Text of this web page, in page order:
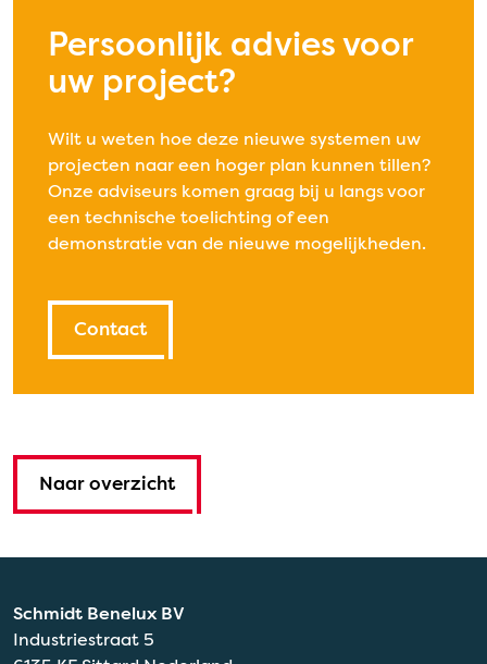
Persoonlijk advies voor
uw project?
Wilt u weten hoe deze nieuwe systemen uw
projecten naar een hoger plan kunnen tillen?
Onze adviseurs komen graag bij u langs voor
een technische toelichting of een
demonstratie van de nieuwe mogelijkheden.
Contact
Naar overzicht
Schmidt Benelux BV
Industriestraat 5